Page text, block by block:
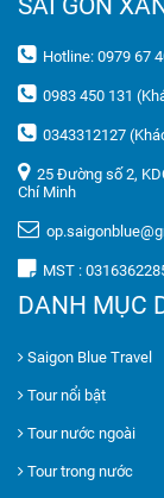
SÀI GÒN
Hotline: 0979 67
0983 450 131
0343312127
25 Đường số 2,
Chí Minh
MST :
DANH MỤC
Saigon Blue Travel
Tour nổi bật
Tour nước ngoài
Tour trong nước